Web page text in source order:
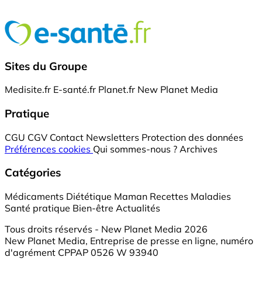
Sites du Groupe
Medisite.fr E-santé.fr Planet.fr New Planet Media
Pratique
CGU CGV Contact Newsletters Protection des données
Préférences cookies Qui sommes-nous ? Archives
Catégories
Médicaments Diététique Maman Recettes Maladies
Santé pratique Bien-être Actualités
Tous droits réservés - New Planet Media 2026
New Planet Media, Entreprise de presse en ligne, numéro
d'agrément CPPAP 0526 W 93940